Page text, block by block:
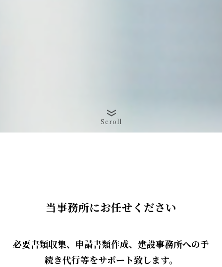
Scroll
当事務所にお任せください
必要書類収集、申請書類作成、建設事務所への手
続き代行等をサポート致します。